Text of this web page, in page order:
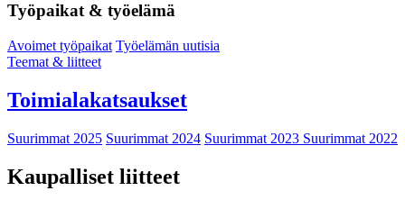
Työpaikat & työelämä
Avoimet työpaikat Työelämän uutisia
Teemat & liitteet
Toimialakatsaukset
Suurimmat 2025 Suurimmat 2024 Suurimmat 2023 Suurimmat 2022
Kaupalliset liitteet